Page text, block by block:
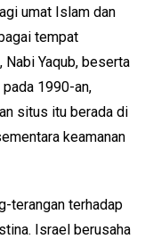
umat Islam dan
tempat
Yaqub, beserta
1990-an,
situs itu berada di
keamanan
terangan terhadap
Israel berusaha